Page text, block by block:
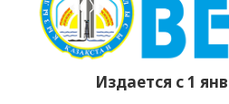
Издается с 1